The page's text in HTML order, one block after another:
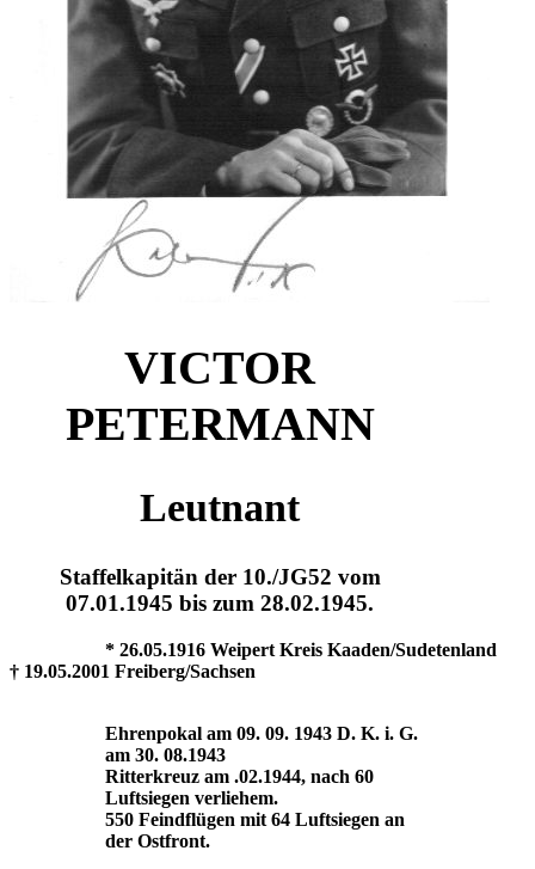
VICTOR
PETERMANN
Leutnant
Staffelkapitän der 10./JG52 vom
07.01.1945 bis zum 28.02.1945.
* 26.05.1916 Weipert Kreis Kaaden/Sudetenland
† 19.05.2001 Freiberg/Sachsen
Ehrenpokal am 09. 09. 1943 D. K. i. G.
am 30. 08.1943
Ritterkreuz am .02.1944, nach 60
Luftsiegen verliehem.
550 Feindflügen mit 64 Luftsiegen an
der Ostfront.